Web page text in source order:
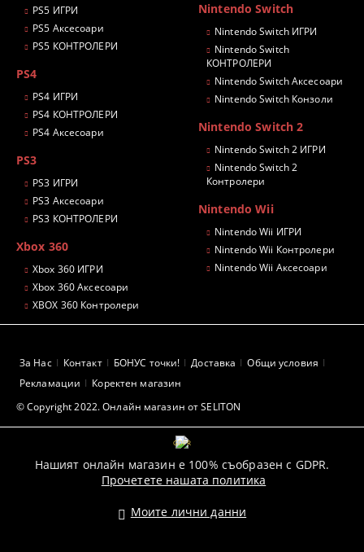
PS5 ИГРИ
PS5 Аксесоари
PS5 КОНТРОЛЕРИ
PS4
PS4 ИГРИ
PS4 КОНТРОЛЕРИ
PS4 Аксесоари
PS3
PS3 ИГРИ
PS3 Аксесоари
PS3 КОНТРОЛЕРИ
Xbox 360
Xbox 360 ИГРИ
Xbox 360 Аксесоари
XBOX 360 Контролери
Nintendo Switch
Nintendo Switch ИГРИ
Nintendo Switch
КОНТРОЛЕРИ
Nintendo Switch Аксесоари
Nintendo Switch Конзоли
Nintendo Switch 2
Nintendo Switch 2 ИГРИ
Nintendo Switch 2
Контролери
Nintendo Wii
Nintendo Wii ИГРИ
Nintendo Wii Контролери
Nintendo Wii Аксесоари
© Copyright 2022. Онлайн магазин от SELITON
За Нас Контакт БОНУС точки! Доставка
Общи условия
Рекламации
Коректен магазин
GDPR
Нашият онлайн магазин е 100% съобразен с GDPR.
Прочетете нашата политика
Моите лични данни